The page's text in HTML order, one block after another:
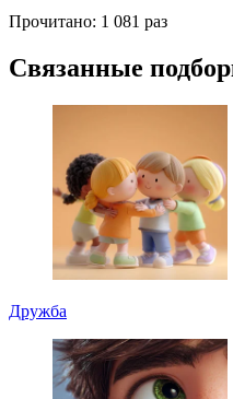
Прочитано: 1 081 раз
Связанные
Дружба